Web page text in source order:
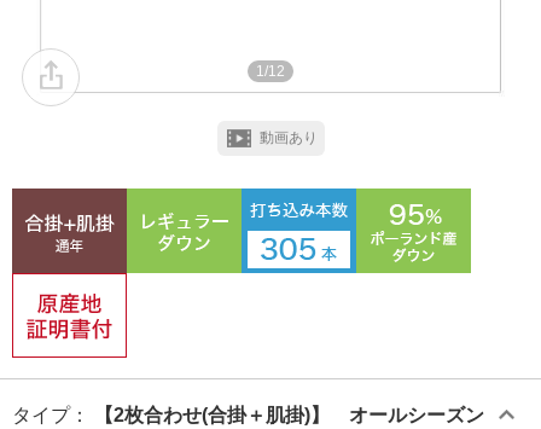
1/12
動画あり
タイプ： 【2枚合わせ(合掛＋肌掛)】 オールシーズン